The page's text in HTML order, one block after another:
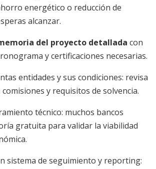
energético o reducción de
alcanzar.
del proyecto detallada con
y certificaciones necesarias.
entidades y sus condiciones: revisa
y requisitos de solvencia.
técnico: muchos bancos
gratuita para validar la viabilidad
sistema de seguimiento y reporting: